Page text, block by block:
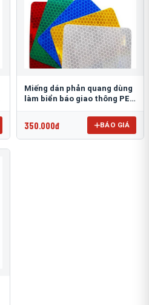
Miếng dán phản quang dùng
làm biển báo giao thông PEG
350.000đ BÁO GIÁ